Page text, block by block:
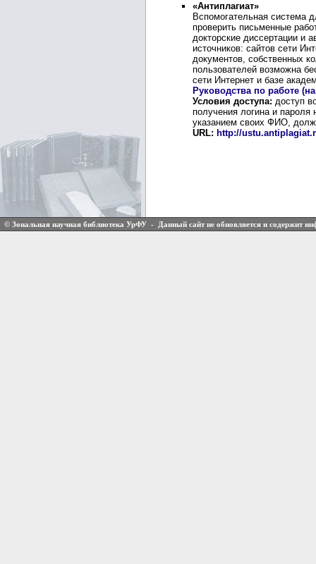
«Антиплагиат»
Вспомогательная система
проверить письменные
докторские диссертации и
источников: сайтов сети
документов, собственных
пользователей возможна
сети Интернет и базе
Руководства по работе
Условия доступа: доступ
получения логина и
указанием своих ФИО,
URL: http://
© Зональная научная библиотека УрФУ - Данный сайт не обновляется и содержит